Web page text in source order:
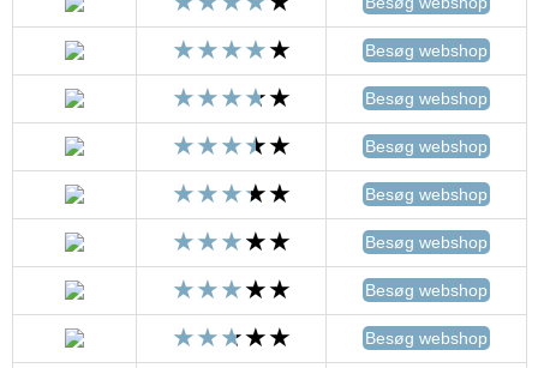
Besøg webshop
Besøg webshop
Besøg webshop
Besøg webshop
Besøg webshop
Besøg webshop
Besøg webshop